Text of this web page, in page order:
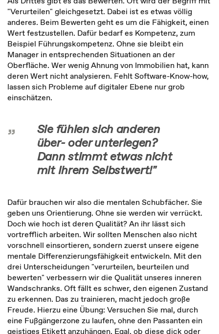
"Verurteilen" gleichgesetzt. Dabei ist es etwas völlig
anderes. Beim Bewerten geht es um die Fähigkeit, einen
Wert festzustellen. Dafür bedarf es Kompetenz, zum
Beispiel Führungskompetenz. Ohne sie bleibt ein
Manager in entsprechenden Situationen an der
Oberfläche. Wer wenig Ahnung von Immobilien hat, kann
deren Wert nicht analysieren. Fehlt Software-Know-how,
lassen sich Probleme auf digitaler Ebene nur grob
einschätzen.
Sie fühlen sich anderen
über- oder unterlegen?
Dann stimmt etwas nicht
mit Ihrem Selbstwert!"
Dafür brauchen wir also die mentalen Schubfächer. Sie
geben uns Orientierung. Ohne sie werden wir verrückt.
Doch wie hoch ist deren Qualität? An ihr lässt sich
vortrefflich arbeiten. Wir sollten Menschen also nicht
vorschnell einsortieren, sondern zuerst unsere eigene
mentale Differenzierungs­fähigkeit entwickeln. Mit den
drei Unterscheidungen "verurteilen, beurteilen und
bewerten" verbessern wir die Qualität unseres inneren
Wandschranks. Oft fällt es schwer, den eigenen Zustand
zu erkennen. Das zu trainieren, macht jedoch große
Freude. Hierzu eine Übung: Versuchen Sie mal, durch
eine Fußgängerzone zu laufen, ohne den Passanten ein
geistiges Etikett anzuhängen. Egal, ob diese dick oder